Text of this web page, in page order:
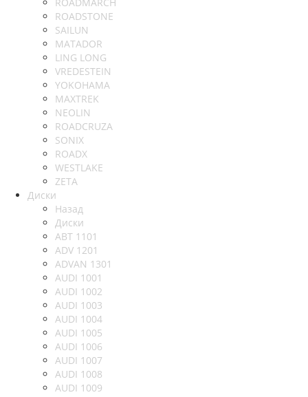
ROADSTONE
SAILUN
MATADOR
LING LONG
VREDESTEIN
YOKOHAMA
MAXTREK
NEOLIN
ROADCRUZA
SONIX
ROADX
WESTLAKE
ZETA
Диски
Назад
Диски
ABT 1101
ADV 1201
ADVAN 1301
AUDI 1001
AUDI 1002
AUDI 1003
AUDI 1004
AUDI 1005
AUDI 1006
AUDI 1007
AUDI 1008
AUDI 1009